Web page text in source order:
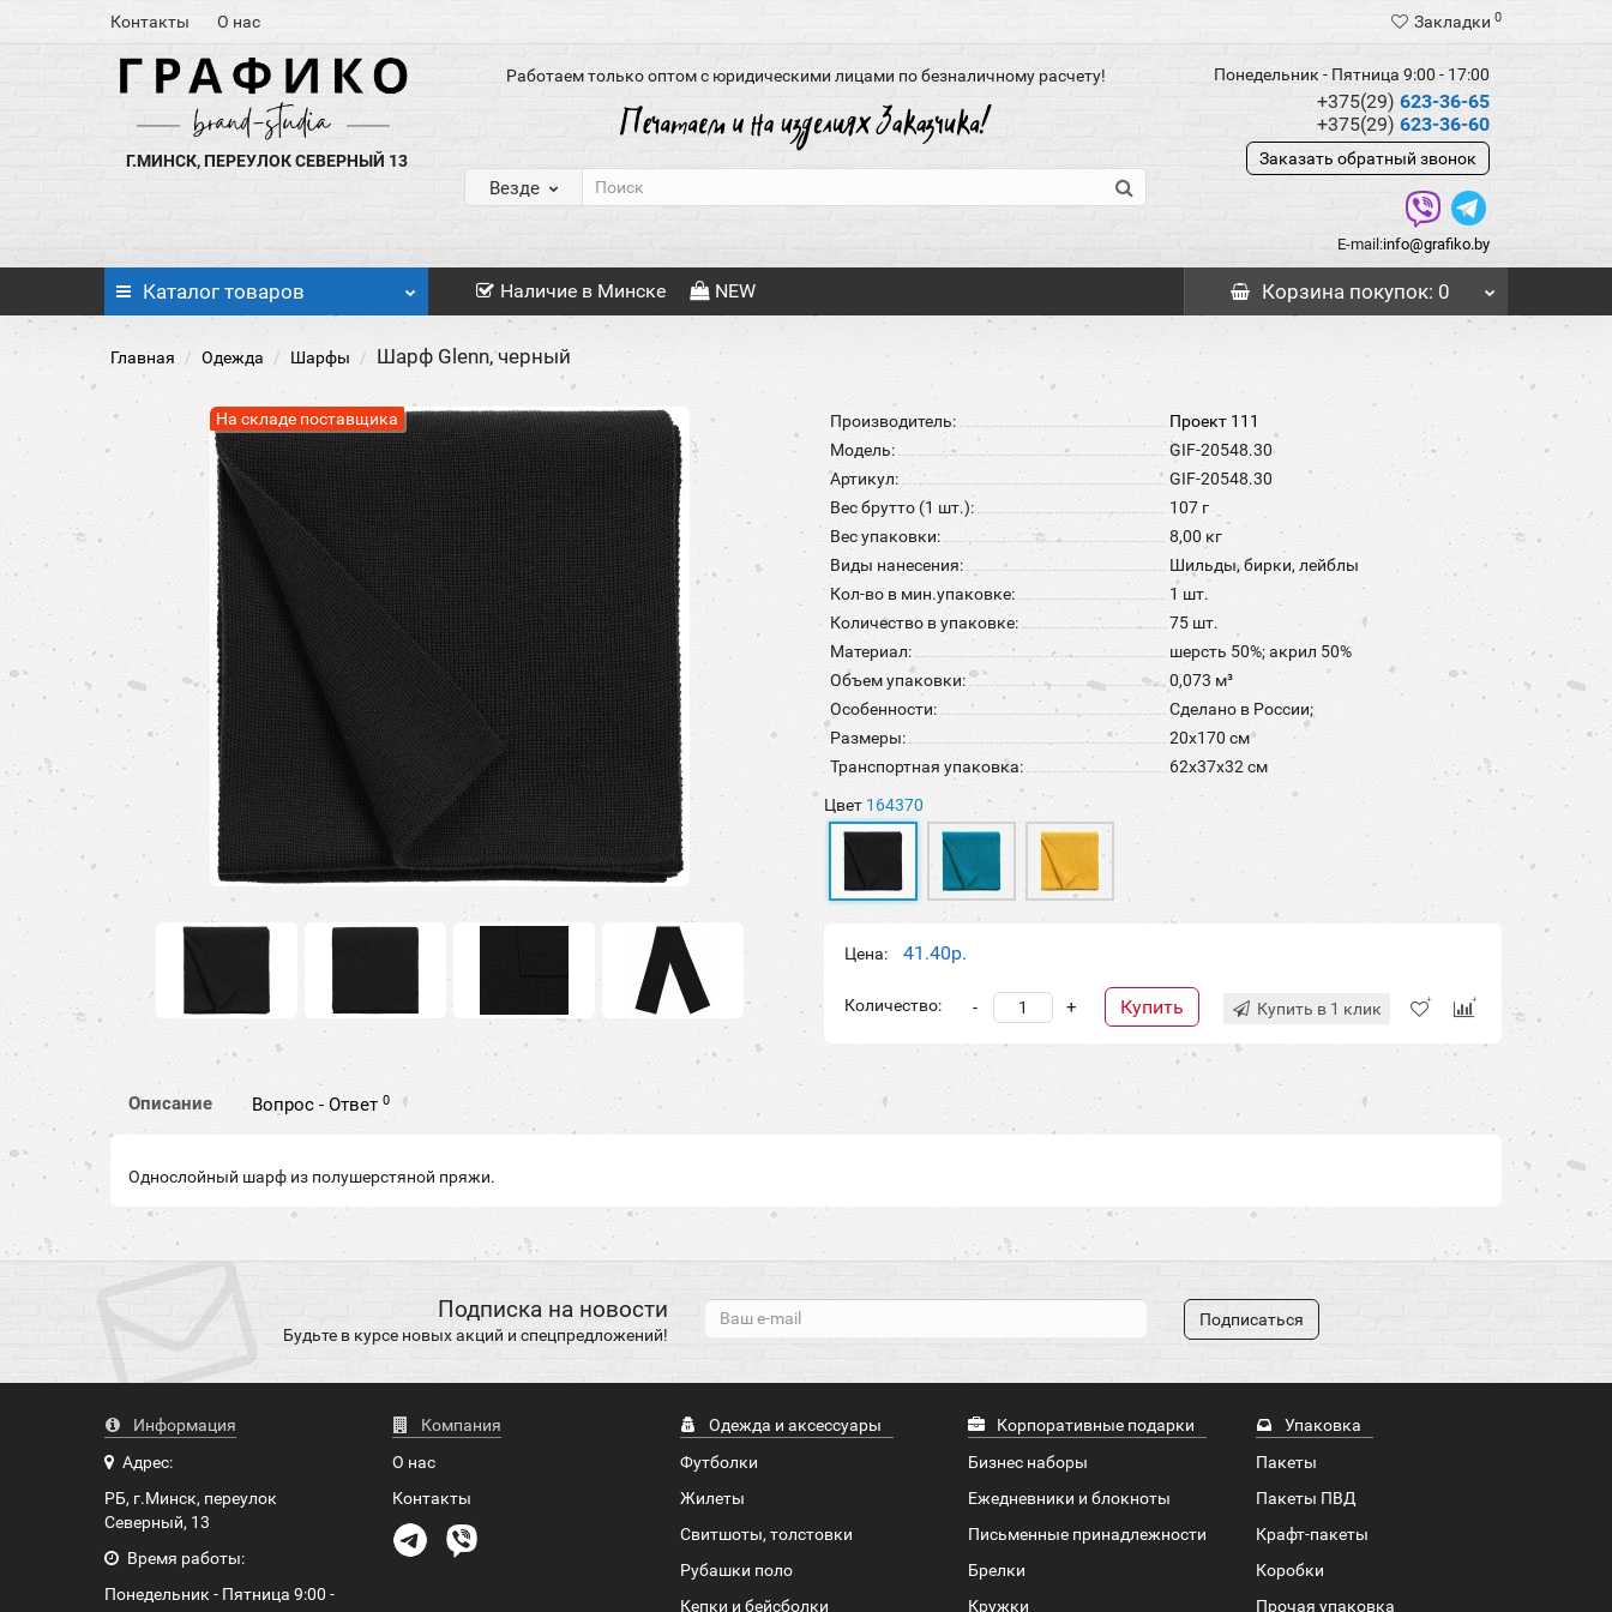
Контакты О нас Закладки 0
Г.МИНСК, ПЕРЕУЛОК СЕВЕРНЫЙ 13
Работаем только оптом с юридическими лицами по безналичному расчету!
Везде
Понедельник - Пятница 9:00 - 17:00
+375(29) 623-36-65
+375(29) 623-36-60
Заказать обратный звонок
E-mail:info@grafiko.by
Каталог товаров Наличие в Минске NEW Корзина покупок: 0
Главная Одежда Шарфы Шарф Glenn, черный
На складе поставщика Производитель:
Проект 111
Модель:
GIF-20548.30
Артикул:
GIF-20548.30
Вес брутто (1 шт.):
107 г
Вес упаковки:
8,00 кг
Виды нанесения:
Шильды, бирки, лейблы
Кол-во в мин.упаковке:
1 шт.
Количество в упаковке:
75 шт.
Материал:
шерсть 50%; акрил 50%
Объем упаковки:
0,073 м³
Особенности:
Сделано в России;
Размеры:
20х170 см
Транспортная упаковка:
62x37x32 см
Цвет 164370
Цена: 41.40р.
Количество: +
- Купить Купить в 1 клик
Описание Вопрос - Ответ0
Однослойный шарф из полушерстяной пряжи.
Подписка на новости
Будьте в курсе новых акций и спецпредложений!
Подписаться
Информация
Адрес:
РБ, г.Минск, переулок
Северный, 13
Время работы:
Понедельник - Пятница 9:00 -
Компания
О нас
Контакты
Одежда и аксессуары
Футболки
Жилеты
Свитшоты, толстовки
Рубашки поло
Кепки и бейсболки
Корпоративные подарки
Бизнес наборы
Ежедневники и блокноты
Письменные принадлежности
Брелки
Кружки
Упаковка
Пакеты
Пакеты ПВД
Крафт-пакеты
Коробки
Прочая упаковка